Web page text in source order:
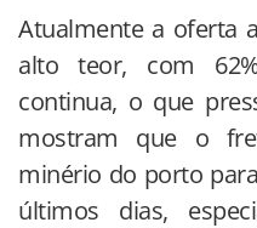
Atualmente a oferta
alto teor, com
continua, o que
mostram que o
minério do porto
últimos dias,